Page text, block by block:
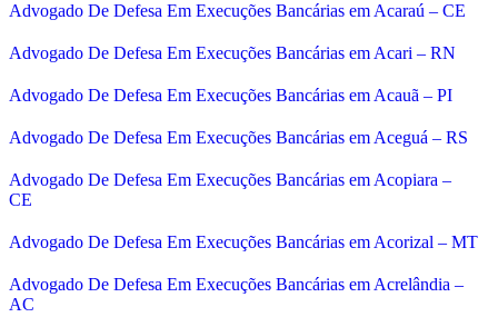
Advogado De Defesa Em Execuções Bancárias em Acaraú – CE
Advogado De Defesa Em Execuções Bancárias em Acari – RN
Advogado De Defesa Em Execuções Bancárias em Acauã – PI
Advogado De Defesa Em Execuções Bancárias em Aceguá – RS
Advogado De Defesa Em Execuções Bancárias em Acopiara –
CE
Advogado De Defesa Em Execuções Bancárias em Acorizal – MT
Advogado De Defesa Em Execuções Bancárias em Acrelândia –
AC